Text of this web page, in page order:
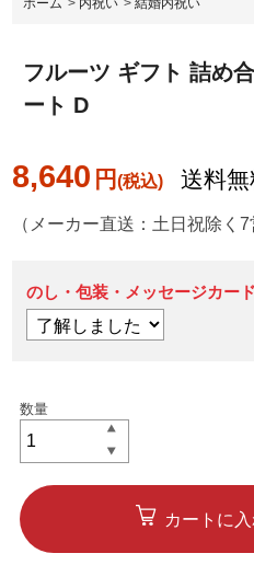
フルーツ ギフト 詰め
ート D
8,640 円 送料
（メーカー直送：土日祝除く7
のし・包装・メッセージカー
カートに
ホーム > 内祝い >結婚内祝い